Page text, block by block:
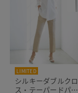
LIMITED
THE CLASSE
シルキーダブルクロ
ス・テーパードパン